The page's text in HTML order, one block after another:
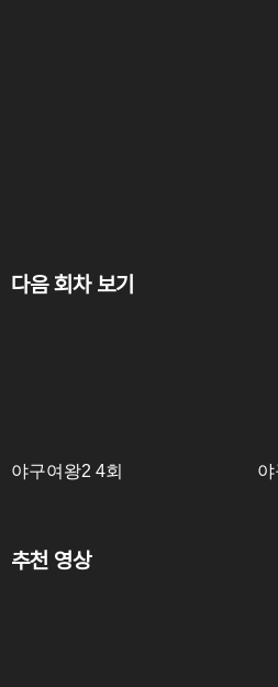
다음 회차 보기
야구여왕2 4회 야
추천 영상